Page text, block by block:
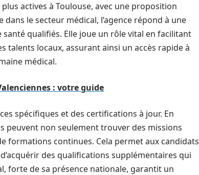
plus actives à Toulouse, avec une proposition
le secteur médical, l’agence répond à une
qualifiés. Elle joue un rôle vital en facilitant
talents locaux, assurant ainsi un accès rapide à
médical.
: votre guide
spécifiques et des certifications à jour. En
peuvent non seulement trouver des missions
formations continues. Cela permet aux candidats
des qualifications supplémentaires qui
forte de sa présence nationale, garantit un